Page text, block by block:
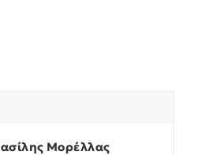
Μορέλλας